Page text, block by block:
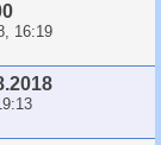
16:19